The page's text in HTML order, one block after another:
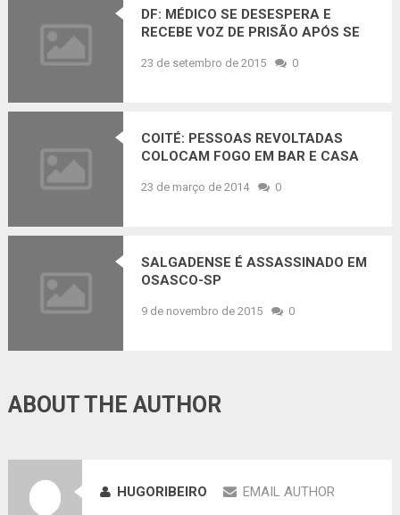
DF: MÉDICO SE DESESPERA E
RECEBE VOZ DE PRISÃO APÓS SE
VEJA VÍDEO
23 de setembro de 2015 0
COITÉ: PESSOAS REVOLTADAS
COLOCAM FOGO EM BAR E CASA
HOMICÍDIO
23 de março de 2014 0
SALGADENSE É ASSASSINADO EM
OSASCO-SP
9 de novembro de 2015 0
ABOUT THE AUTHOR
HUGORIBEIRO EMAIL AUTHOR